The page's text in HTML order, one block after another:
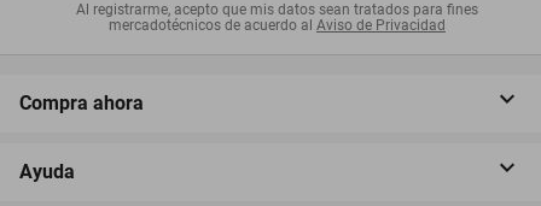
Al registrarme, acepto que mis datos sean tratados para fines
mercadotécnicos de acuerdo al Aviso de Privacidad
Compra ahora
Ayuda